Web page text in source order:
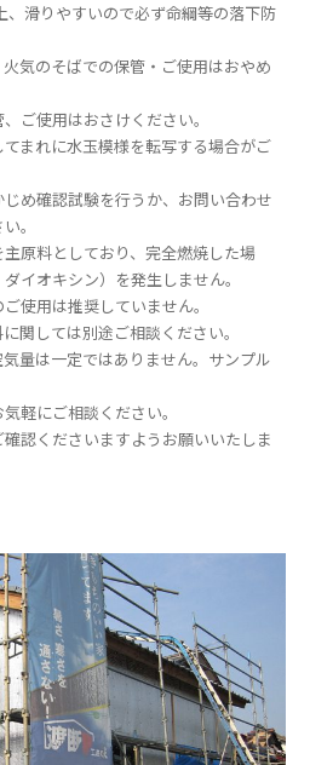
、滑りやすいので必ず命綱等の落下防
気のそばでの保管・ご使用はおやめ
ご使用はおさけください。
まれに水玉模様を転写する場合がご
め確認試験を行うか、お問い合わせ
。
原料としており、完全燃焼した場
イオキシン）を発生しません。
使用は推奨していません。
関しては別途ご相談ください。
量は一定ではありません。サンプル
軽にご相談ください。
認くださいますようお願いいたしま